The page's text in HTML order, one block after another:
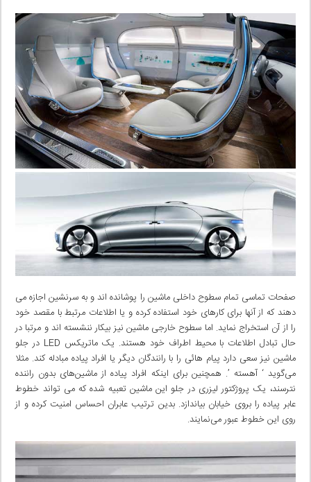
صفحا‌‌ت تماسی تمام سطوح داخلی ماشین را پوشانده اند و به سرنشین اجازه می
دهند که از آنها برای کارهای خود استفاده کرده و یا اطلاعات مرتبط با مقصد خود
را از آن استخراج نماید. اما سطوح خارجی‌ ماشین نیز بیکار ننشسته اند و مرتبا در
حال تبادل اطلاعات با محیط اطراف خود هستند. یک ماتریکس LED در جلو
ماشین نیز سعی‌ دارد پیام هائی را با رانندگان دیگر یا افراد پیاده مبادله کند. مثلا
می‌گوید ‘ آهسته ’. همچنین برای اینکه افراد پیاده از ماشین‌های بدون راننده
نترسند، یک پروژکتور لیزری در جلو این ماشین تعبیه شده که می تواند خطوط
عابر پیاده را بروی خیابان بیاندازد. بدین ترتیب عابران احساس امنیت کرده و از
روی این خطوط عبور می‌نمایند.